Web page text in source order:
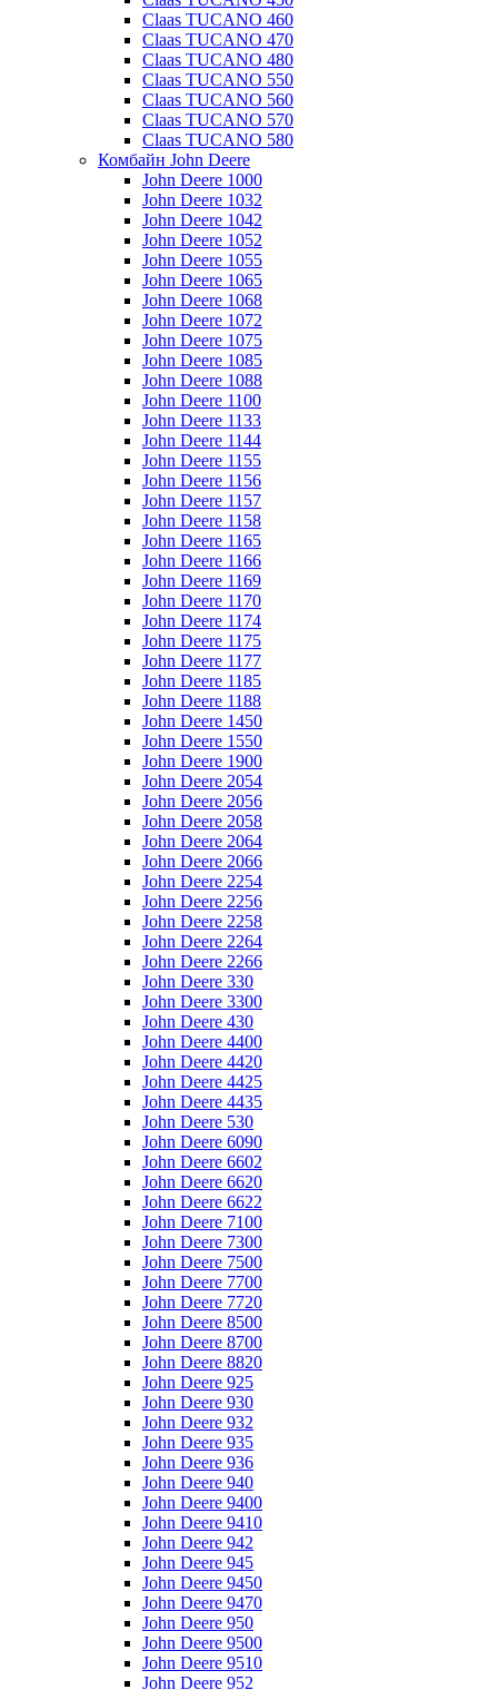
Claas TUCANO 460
Claas TUCANO 470
Claas TUCANO 480
Claas TUCANO 550
Claas TUCANO 560
Claas TUCANO 570
Claas TUCANO 580
Комбайн John Deere
John Deere 1000
John Deere 1032
John Deere 1042
John Deere 1052
John Deere 1055
John Deere 1065
John Deere 1068
John Deere 1072
John Deere 1075
John Deere 1085
John Deere 1088
John Deere 1100
John Deere 1133
John Deere 1144
John Deere 1155
John Deere 1156
John Deere 1157
John Deere 1158
John Deere 1165
John Deere 1166
John Deere 1169
John Deere 1170
John Deere 1174
John Deere 1175
John Deere 1177
John Deere 1185
John Deere 1188
John Deere 1450
John Deere 1550
John Deere 1900
John Deere 2054
John Deere 2056
John Deere 2058
John Deere 2064
John Deere 2066
John Deere 2254
John Deere 2256
John Deere 2258
John Deere 2264
John Deere 2266
John Deere 330
John Deere 3300
John Deere 430
John Deere 4400
John Deere 4420
John Deere 4425
John Deere 4435
John Deere 530
John Deere 6090
John Deere 6602
John Deere 6620
John Deere 6622
John Deere 7100
John Deere 7300
John Deere 7500
John Deere 7700
John Deere 7720
John Deere 8500
John Deere 8700
John Deere 8820
John Deere 925
John Deere 930
John Deere 932
John Deere 935
John Deere 936
John Deere 940
John Deere 9400
John Deere 9410
John Deere 942
John Deere 945
John Deere 9450
John Deere 9470
John Deere 950
John Deere 9500
John Deere 9510
John Deere 952